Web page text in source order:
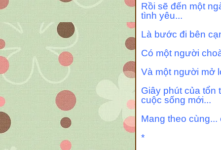
Rồi sẽ đến một
tình yêu...
Là bước đi bên
Có một người
Và một người mở
Giây phút của tổn
cuộc sống mới...
Mang theo
*